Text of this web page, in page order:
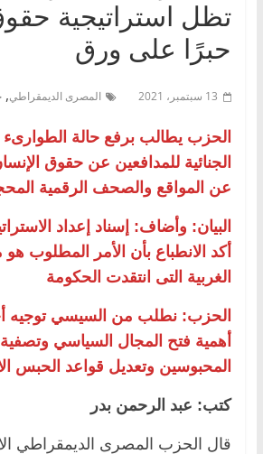
تظل استراتيجية
حبرًا على ورق
13 سبتمبر، 2021 المصرى الديمقراطي,
الحزب يطالب برفع حالة الطوارىء
الجنائية للمدافعين عن حقوق
عن المواقع والصحف الرقمية
البيان: وأضاف: إسناد إعداد
أكد الانطباع بأن الأمر المطلوب هو
الغربية التى انتقدت الحكومة
الحزب: نطلب من السيسي توجيه
أهمية فتح المجال السياسي
المحبوسين وتعديل قواعد الحبس
كتب: عبد الرحمن بدر
قال الحزب المصرى الديمقراطي